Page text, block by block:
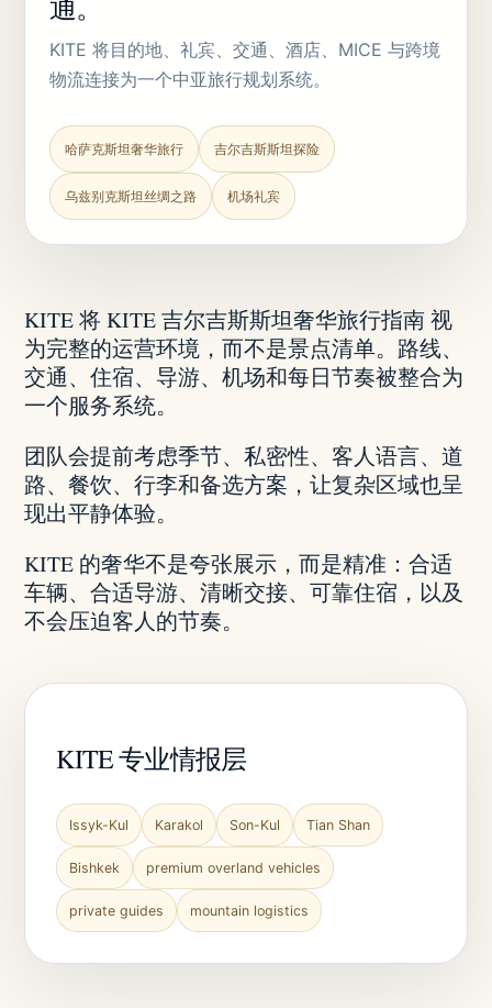
KITE 将目的地、礼宾、交通、酒店、MICE 与跨境
物流连接为一个中亚旅行规划系统。
哈萨克斯坦奢华旅行 吉尔吉斯斯坦探险
乌兹别克斯坦丝绸之路 机场礼宾
KITE 将 KITE 吉尔吉斯斯坦奢华旅行指南 视
为完整的运营环境，而不是景点清单。路线、
交通、住宿、导游、机场和每日节奏被整合为
一个服务系统。
团队会提前考虑季节、私密性、客人语言、道
路、餐饮、行李和备选方案，让复杂区域也呈
现出平静体验。
KITE 的奢华不是夸张展示，而是精准：合适
车辆、合适导游、清晰交接、可靠住宿，以及
不会压迫客人的节奏。
KITE 专业情报层
Issyk-Kul Karakol Son-Kul Tian Shan
Bishkek premium overland vehicles
private guides mountain logistics